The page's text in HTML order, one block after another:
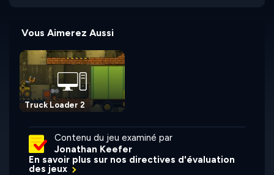
Vous Aimerez Aussi
Truck Loader 2
Contenu du jeu examiné par
Jonathan Keefer
En savoir plus sur nos directives d'évaluation
des jeux